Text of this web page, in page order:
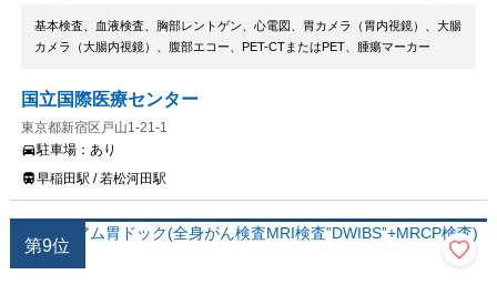
基本検査、血液検査、胸部レントゲン、心電図、胃カメラ（胃内視鏡）、大腸
カメラ（大腸内視鏡）、腹部エコー、PET-CTまたはPET、腫瘍マーカー
国立国際医療センター
東京都新宿区戸山1-21-1
駐車場： あり
早稲田駅 / 若松河田駅
第9位